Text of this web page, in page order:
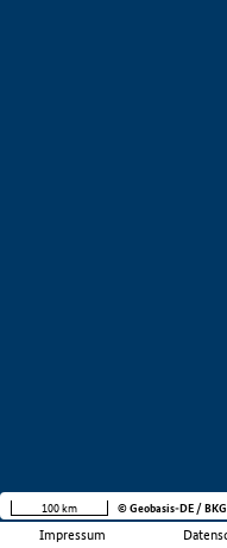
Impressum
100 km © Geobasis-DE /